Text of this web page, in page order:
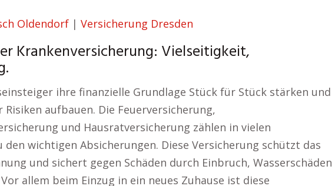
Oldendorf | Versicherung Dresden
Krankenversicherung: Vielseitigkeit,
ihre finanzielle Grundlage Stück für Stück stärken und
aufbauen. Die Feuerversicherung,
und Hausratversicherung zählen in vielen
den wichtigen Absicherungen. Diese Versicherung schützt das
und sichert gegen Schäden durch Einbruch, Wasserschäden
allem beim Einzug in ein neues Zuhause ist diese